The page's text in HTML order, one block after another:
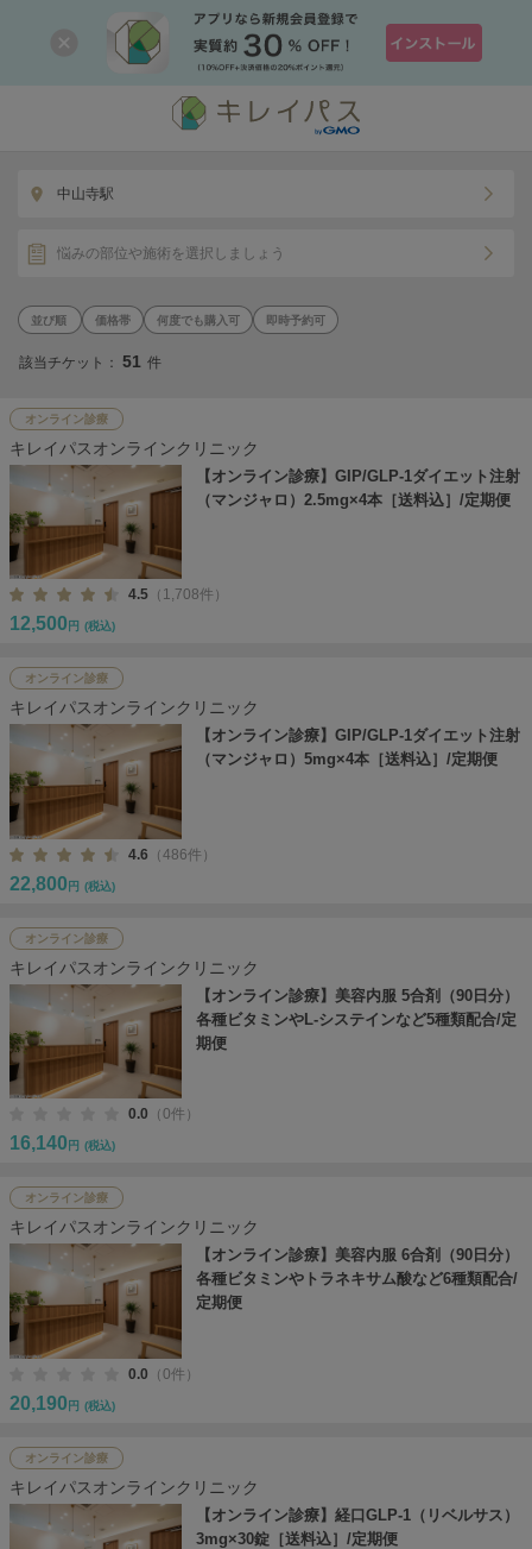
中山寺駅
悩みの部位や施術を選択しましょう
価格帯 何度でも購入可 即時予約可
該当チケット： 51 件
オンライン診療
キレイパスオンラインクリニック
【オンライン診療】GIP/GLP-1ダイエット注射
（マンジャロ）2.5mg×4本［送料込］/定期便
4.5 （1,708件）
12,500 円 (税込)
オンライン診療
キレイパスオンラインクリニック
【オンライン診療】GIP/GLP-1ダイエット注射
（マンジャロ）5mg×4本［送料込］/定期便
4.6 （486件）
22,800 円 (税込)
オンライン診療
キレイパスオンラインクリニック
【オンライン診療】美容内服 5合剤（90日分）
各種ビタミンやL-システインなど5種類配合/定
期便
0.0 （0件）
16,140 円 (税込)
オンライン診療
キレイパスオンラインクリニック
【オンライン診療】美容内服 6合剤（90日分）
各種ビタミンやトラネキサム酸など6種類配合/
定期便
0.0 （0件）
20,190 円 (税込)
オンライン診療
キレイパスオンラインクリニック
【オンライン診療】経口GLP-1（リベルサス）
3mg×30錠［送料込］/定期便